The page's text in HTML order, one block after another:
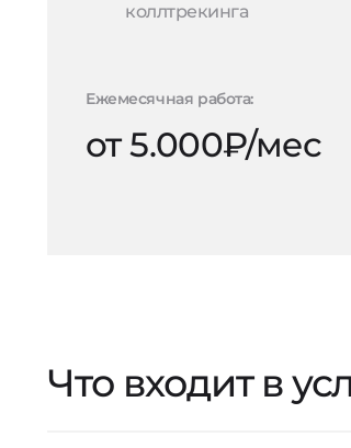
коллтрекинга
Ежемесячная работа:
от 5.000₽/мес
Что входит в